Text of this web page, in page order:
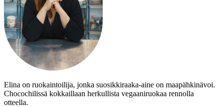
Elina on ruokaintoilija, jonka suosikkiraaka-aine on maapähkinävoi.
Chocochilissä kokkaillaan herkullista vegaaniruokaa rennolla
otteella.